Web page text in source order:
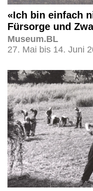
«Ich bin einfach
Fürsorge und
Museum.BL
27. Mai bis 14. Juni